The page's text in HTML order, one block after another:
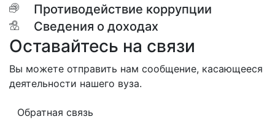
Противодействие коррупции
Сведения о доходах
Оставайтесь на связи
Вы можете отправить нам сообщение, касающееся
деятельности нашего вуза.
Обратная связь